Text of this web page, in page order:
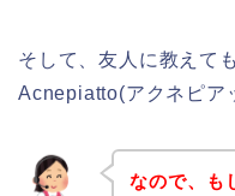
そして、友人に教えて
Acnepiatto(アクネピア
なので、も